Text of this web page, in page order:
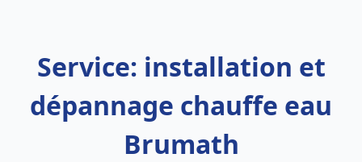
Service: installation et
dépannage chauffe eau
Brumath